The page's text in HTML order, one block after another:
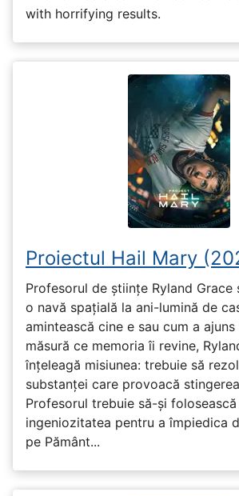
with horrifying results.
Proiectul Hail Mary
Profesorul de științe Ryland Grace
o navă spațială la ani-lumină de
amintească cine e sau cum a
măsură ce memoria îi revine,
înțeleagă misiunea: trebuie să
substanței care provoacă
Profesorul trebuie să-și
ingeniozitatea pentru a împiedica
pe Pământ...